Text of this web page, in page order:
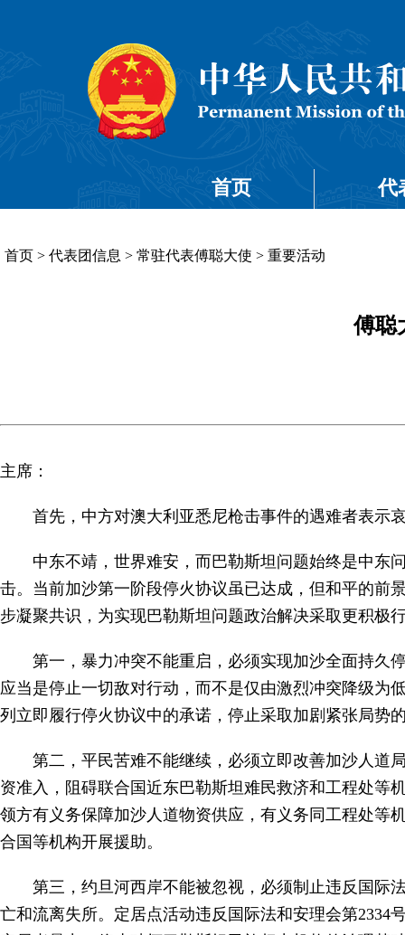
首页 代
首页 > 代表团信息 > 常驻代表傅聪大使 > 重要活动
傅聪
主席：
首先，中方对澳大利亚悉尼枪击事件的遇难者表示
中东不靖，世界难安，而巴勒斯坦问题始终是中东
击。当前加沙第一阶段停火协议虽已达成，但和平的前
步凝聚共识，为实现巴勒斯坦问题政治解决采取更积极
第一，暴力冲突不能重启，必须实现加沙全面持久
应当是停止一切敌对行动，而不是仅由激烈冲突降级为
列立即履行停火协议中的承诺，停止采取加剧紧张局势
第二，平民苦难不能继续，必须立即改善加沙人道
资准入，阻碍联合国近东巴勒斯坦难民救济和工程处等
领方有义务保障加沙人道物资供应，有义务同工程处等
合国等机构开展援助。
第三，约旦河西岸不能被忽视，必须制止违反国际
亡和流离失所。定居点活动违反国际法和安理会第2334